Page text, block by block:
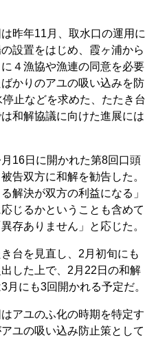
昨年11月、取水口の運用に
設置をはじめ、霞ヶ浦から
４漁協や漁連の同意を必要
かりのアユの吸い込みを防
止などを求めた、たたき台
和解協議に向けた進展には
16日に開かれた第8回口頭
告双方に和解を勧告した。
解決が双方の利益になる」
じるかということも含めて
存ありません」と応じた。
台を見直し、2月初旬にも
した上で、2月22日の和解
にも3回開かれる予定だ。
アユのふ化の時期を特定す
ユの吸い込み防止策として